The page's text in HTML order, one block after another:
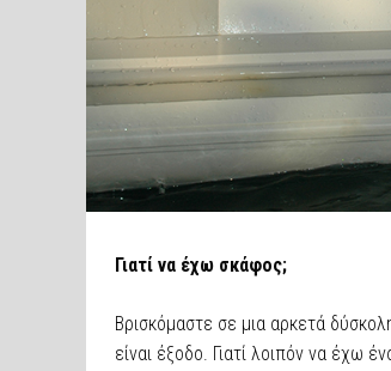
Γιατί να έχω σκάφος;
Βρισκόμαστε σε μια αρκετά
είναι έξοδο. Γιατί λοιπόν να έχω